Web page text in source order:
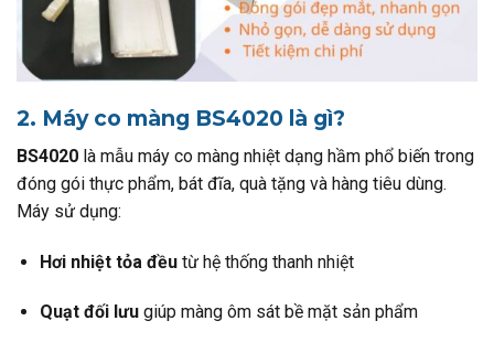
2. Máy co màng BS4020 là gì?
BS4020 là mẫu máy co màng nhiệt dạng hầm phổ biến trong
đóng gói thực phẩm, bát đĩa, quà tặng và hàng tiêu dùng.
Máy sử dụng:
Hơi nhiệt tỏa đềutừ hệ thống thanh nhiệt
Quạt đối lưugiúp màng ôm sát bề mặt sản phẩm